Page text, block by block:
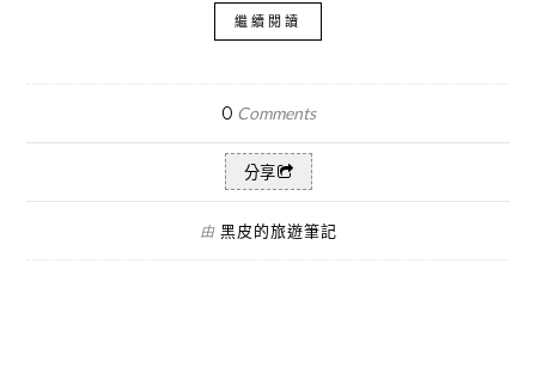
繼續閱讀
0 Comments
分享
由 黑皮的旅遊筆記